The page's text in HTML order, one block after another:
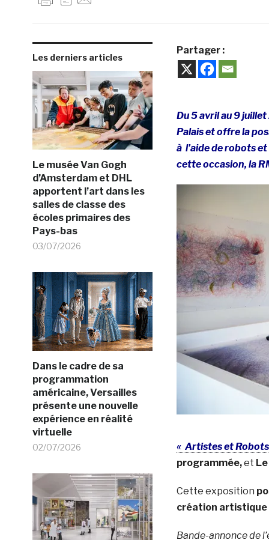
Les derniers articles
Le musée Van Gogh
d’Amsterdam et DHL
apportent l’art dans les
salles de classe des
écoles primaires des
Pays-bas
03/07/2026
Dans le cadre de sa
programmation
américaine, Versailles
présente une nouvelle
expérience en réalité
virtuelle
02/07/2026
Partager :
Du 5 avril au 9
Palais et offre la
à l’aide de robots
cette occasion, la
« Artistes et
programmée,et
Cette exposition
création artistique
Bande-annonce de